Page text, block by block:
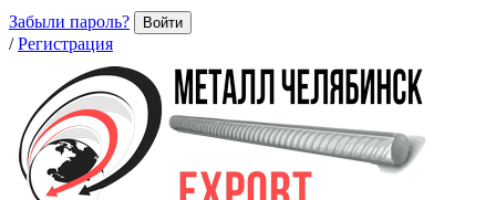
Забыли пароль? Войти
/ Регистрация